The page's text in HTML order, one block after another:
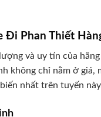
Đi Phan Thiết
và uy tín của
không chỉ nằm ở
nhất trên tuyến